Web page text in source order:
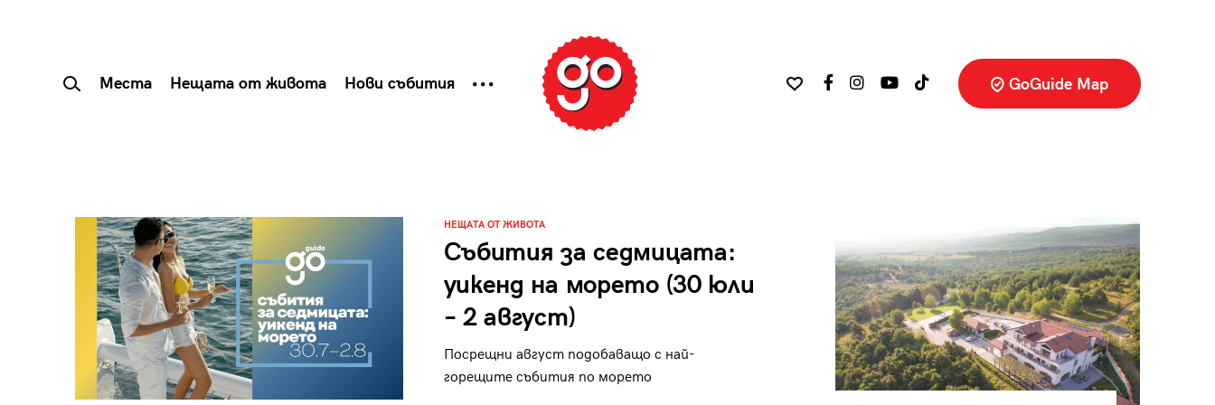
Места Нещата от живота Нови събития GoGuide Map
НЕЩАТА ОТ ЖИВОТА
Събития за седмицата:
уикенд на морето (30 юли
– 2 август)
Посрещни август подобаващо с най-
горещите събития по морето